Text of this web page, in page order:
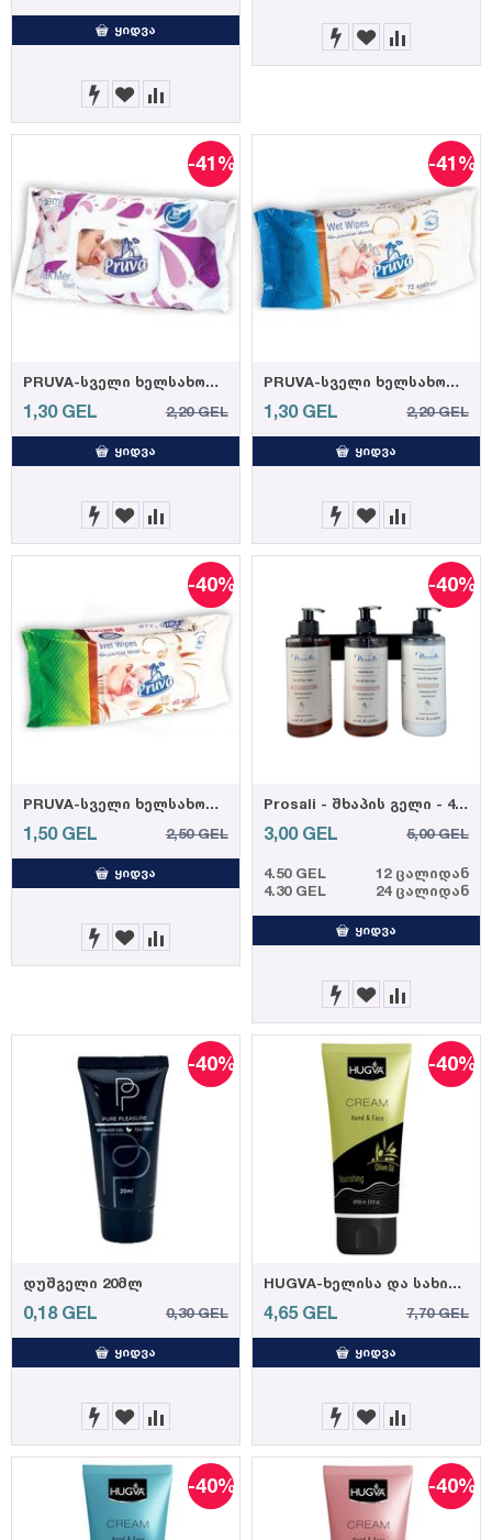
ᲧᲘᲓᲕᲐ
-41%
PRUVA-სველი ხელსახოციკრემით 72ც 35 გრ. (12)
1,30 GEL 2,20 GEL
ᲧᲘᲓᲕᲐ
-41%
PRUVA-სველი ხელსახოცი ელეგანტური 72ც 35 გრ. (12)
1,30 GEL 2,20 GEL
ᲧᲘᲓᲕᲐ
-40%
PRUVA-სველი ხელსახოცი ელეგანტური 90ც 35 გრ. (12)
1,50 GEL 2,50 GEL
ᲧᲘᲓᲕᲐ
-40%
Prosali - შხაპის გელი - 410 მლ
3,00 GEL 5,00 GEL
4.50 GEL
4.30 GEL
12 ცალიდან
24 ცალიდან
ᲧᲘᲓᲕᲐ
-40%
დუშგელი 20მლ
0,18 GEL 0,30 GEL
ᲧᲘᲓᲕᲐ
-40%
HUGVA-ხელისა და სახის კრემი ზეითუნის ზეთით 100მლ (12)
4,65 GEL 7,70 GEL
ᲧᲘᲓᲕᲐ
-40% -40%